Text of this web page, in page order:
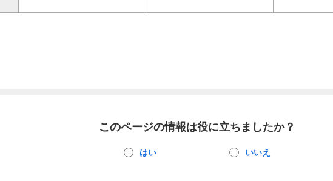
このページの情報は役に立ちましたか？
はい いいえ